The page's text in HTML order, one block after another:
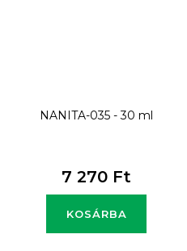
NANITA-035 - 30 ml
7 270 Ft
KOSÁRBA